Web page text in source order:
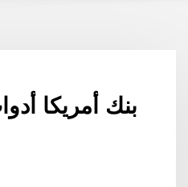
بنك أمريكا